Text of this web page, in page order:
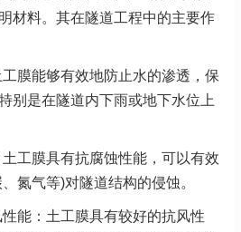
材料。其在隧道工程中的主要作
膜能够有效地防止水的渗透，保
别是在隧道内下雨或地下水位上
工膜具有抗腐蚀性能，可以有效
氮气等)对隧道结构的侵蚀。
能：土工膜具有较好的抗风性